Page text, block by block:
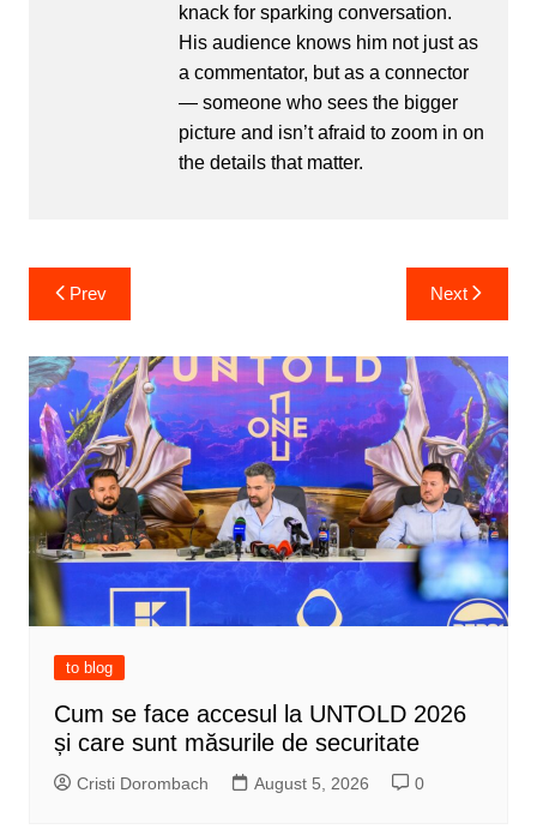
knack for sparking conversation.
His audience knows him not just as
a commentator, but as a connector
— someone who sees the bigger
picture and isn’t afraid to zoom in on
the details that matter.
Post
navigation
Prev Next
to blog
Cum se face accesul la UNTOLD 2026
și care sunt măsurile de securitate
Cristi Dorombach August 5, 2026 0